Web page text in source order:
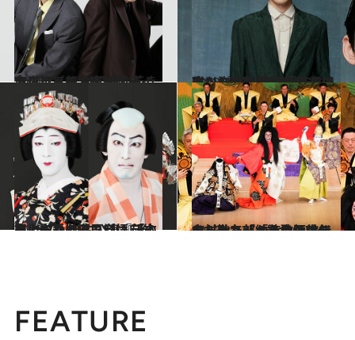
2021.1.9
市川染五郎＆市川團子インタビュー 対照的な若き名コンビの“熱い想い”
カルチャー 2023.4.20
市川染五郎、“美少年”の先へ 『新・陰陽師』では雅なたたずまい 「高麗屋ゆかりの悪役に憧れます」
カルチャー
2023.8.1
尾上右近の潔い覚悟 「本当にやりたいことは自分の力で」 自主公演『研の會』にかける思い
カルチャー 2023.8.23
中村勘九郎「あの頃は無心だった」 8歳からスタートした「納涼歌舞伎」 父・勘三郎から息子世代へ
カルチャー
FEATURE